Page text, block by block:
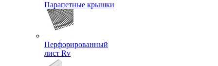
Парапетные крышки
Перфорированный
лист Rv